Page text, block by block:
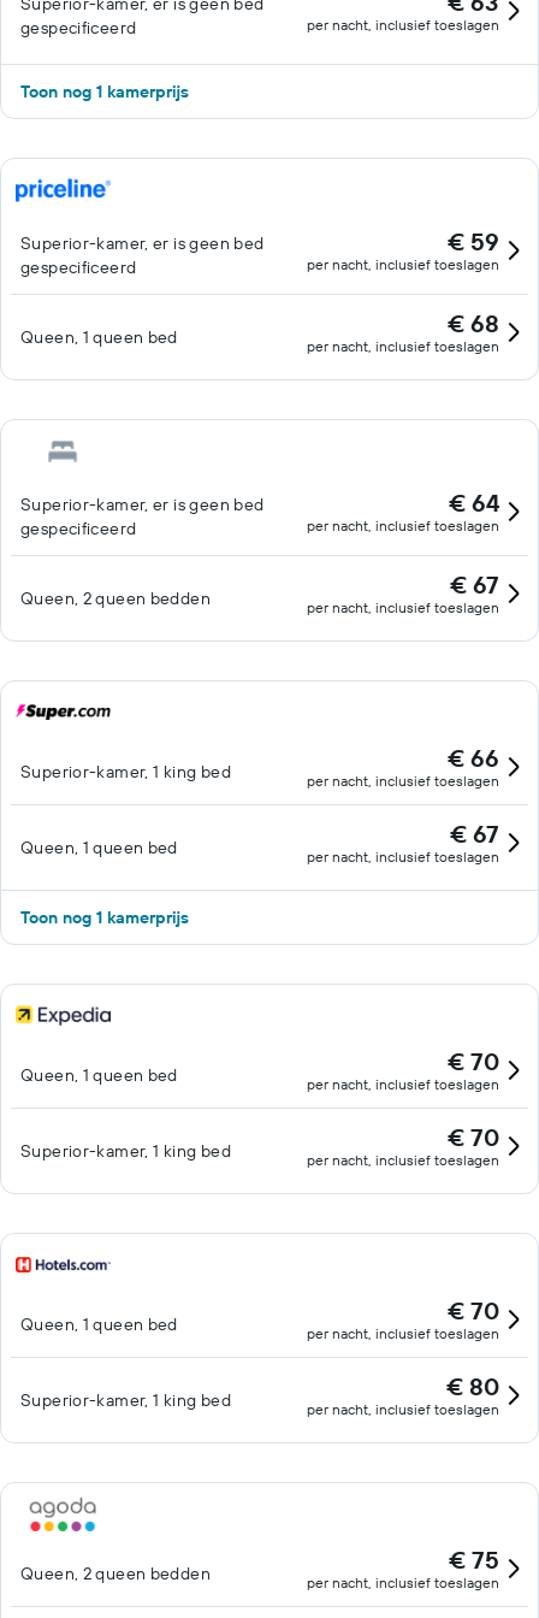
gespecificeerd
per nacht, inclusief toeslagen
Toon nog 1 kamerprijs
Superior-kamer, er is geen bed
gespecificeerd
€ 59
per nacht, inclusief toeslagen
Queen, 1 queen bed € 68
per nacht, inclusief toeslagen
Superior-kamer, er is geen bed
gespecificeerd
€ 64
per nacht, inclusief toeslagen
Queen, 2 queen bedden € 67
per nacht, inclusief toeslagen
Superior-kamer, 1 king bed € 66
per nacht, inclusief toeslagen
Queen, 1 queen bed € 67
per nacht, inclusief toeslagen
Toon nog 1 kamerprijs
Queen, 1 queen bed € 70
per nacht, inclusief toeslagen
Superior-kamer, 1 king bed € 70
per nacht, inclusief toeslagen
Queen, 1 queen bed € 70
per nacht, inclusief toeslagen
Superior-kamer, 1 king bed € 80
per nacht, inclusief toeslagen
Queen, 2 queen bedden € 75
per nacht, inclusief toeslagen